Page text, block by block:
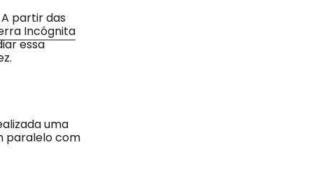
partir das
Incógnita
essa
uma
paralelo com